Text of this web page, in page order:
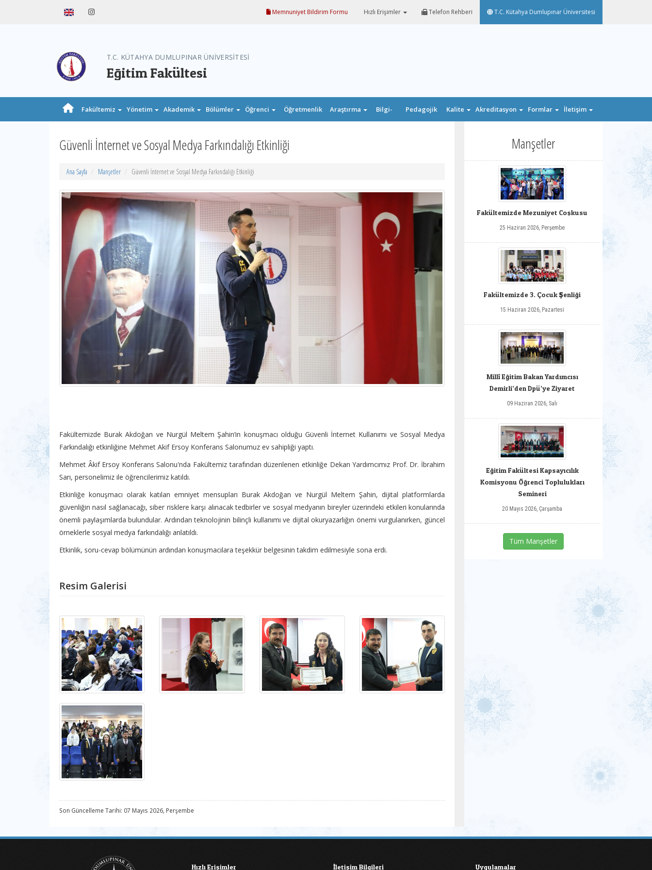
Memnuniyet Bildirim Formu Hızlı Erişimler Telefon Rehberi T.C. Kütahya Dumlupınar Üniversitesi
T.C. KÜTAHYA DUMLUPINAR ÜNİVERSİTESİ
Eğitim Fakültesi
Fakültemiz Yönetim Akademik Bölümler Öğrenci Öğretmenlik Araştırma Bilgi- Pedagojik Kalite Akreditasyon Formlar İletişim
Güvenli İnternet ve Sosyal Medya Farkındalığı Etkinliği
Ana Sayfa Manşetler Güvenli İnternet ve Sosyal Medya Farkındalığı Etkinliği
Fakültemizde Burak Akdoğan ve Nurgül Meltem Şahin’in konuşmacı olduğu Güvenli İnternet Kullanımı ve Sosyal Medya
Farkındalığı etkinliğine Mehmet Akif Ersoy Konferans Salonumuz ev sahipliği yaptı.
Mehmet Âkif Ersoy Konferans Salonu'nda Fakültemiz tarafından düzenlenen etkinliğe Dekan Yardımcımız Prof. Dr. İbrahim
Sarı, personelimiz ile öğrencilerimiz katıldı.
Etkinliğe konuşmacı olarak katılan emniyet mensupları Burak Akdoğan ve Nurgül Meltem Şahin, dijital platformlarda
güvenliğin nasıl sağlanacağı, siber risklere karşı alınacak tedbirler ve sosyal medyanın bireyler üzerindeki etkileri konularında
önemli paylaşımlarda bulundular. Ardından teknolojinin bilinçli kullanımı ve dijital okuryazarlığın önemi vurgulanırken, güncel
örneklerle sosyal medya farkındalığı anlatıldı.
Etkinlik, soru-cevap bölümünün ardından konuşmacılara teşekkür belgesinin takdim edilmesiyle sona erdi.
Resim Galerisi
Son Güncelleme Tarihi: 07 Mayıs 2026, Perşembe
Manşetler
Fakültemizde Mezuniyet Coşkusu
25 Haziran 2026, Perşembe
Fakültemizde 3. Çocuk Şenliği
15 Haziran 2026, Pazartesi
Millî Eğitim Bakan Yardımcısı
Demirli’den Dpü’ye Ziyaret
09 Haziran 2026, Salı
Eğitim Fakültesi Kapsayıcılık
Komisyonu Öğrenci Toplulukları
Semineri
20 Mayıs 2026, Çarşamba
Tüm Manşetler
Hızlı Erişimler İletişim Bilgileri Uygulamalar